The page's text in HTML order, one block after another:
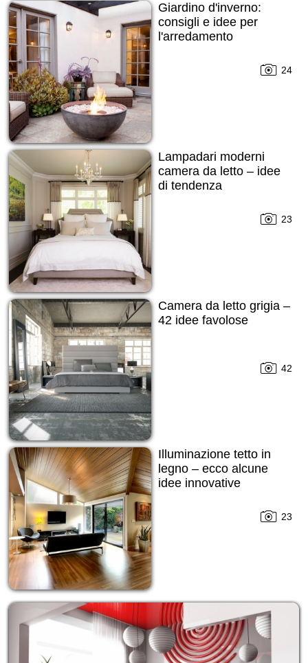
Giardino d'inverno:
consigli e idee per
l'arredamento
24
Lampadari moderni
camera da letto – idee
di tendenza
23
Camera da letto grigia –
42 idee favolose
42
Illuminazione tetto in
legno – ecco alcune
idee innovative
23